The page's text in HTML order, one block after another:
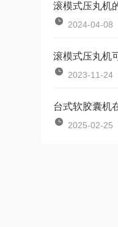
滚模式压丸机
2024-04-08
2023-11-24
2025-02-25